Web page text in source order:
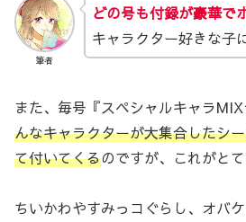
筆者
どの号も付録が豪華で
キャラクター好きな子
また、毎号『スペシャルキャラMIX
んなキャラクターが大集合したシ
て付いてくるのですが、これがと
ちいかわやすみっコぐらし、オバ